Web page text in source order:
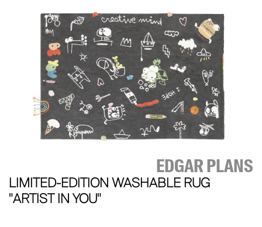
EDGAR PLANS
LIMITED-EDITION WASHABLE RUG
"ARTIST IN YOU"